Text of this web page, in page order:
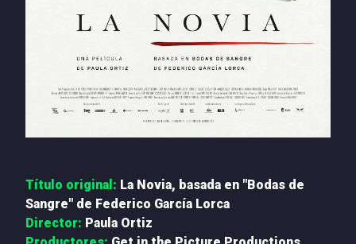
CONTACTO
Título original: La Novia, basada en "Bodas de
Sangre" de Federico García Lorca
Director: Paula Ortiz